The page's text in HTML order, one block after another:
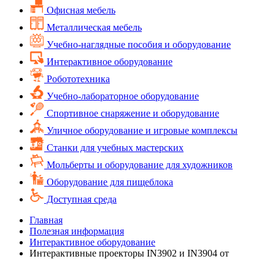
Офисная мебель
Металлическая мебель
Учебно-наглядные пособия и оборудование
Интерактивное оборудование
Робототехника
Учебно-лабораторное оборудование
Спортивное снаряжение и оборудование
Уличное оборудование и игровые комплексы
Cтанки для учебных мастерских
Мольберты и оборудование для художников
Оборудование для пищеблока
Доступная среда
Главная
Полезная информация
Интерактивное оборудование
Интерактивные проекторы IN3902 и IN3904 от